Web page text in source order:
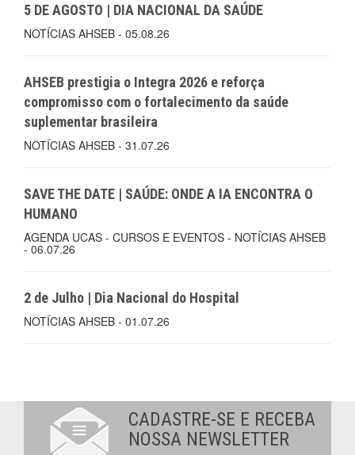
5 DE AGOSTO | DIA NACIONAL DA SAÚDE
NOTÍCIAS AHSEB - 05.08.26
AHSEB prestigia o Integra 2026 e reforça
compromisso com o fortalecimento da saúde
suplementar brasileira
NOTÍCIAS AHSEB - 31.07.26
SAVE THE DATE | SAÚDE: ONDE A IA ENCONTRA O
HUMANO
AGENDA UCAS - CURSOS E EVENTOS - NOTÍCIAS AHSEB
- 06.07.26
2 de Julho | Dia Nacional do Hospital
NOTÍCIAS AHSEB - 01.07.26
CADASTRE-SE E RECEBA
NOSSA NEWSLETTER